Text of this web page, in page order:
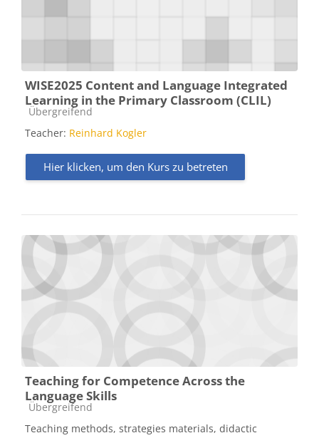
WISE2025 Content and Language Integrated
Learning in the Primary Classroom (CLIL)
Kursbereich
Übergreifend
Teacher: Reinhard Kogler
Hier klicken, um den Kurs zu betreten
Teaching for Competence Across the
Language Skills
Kursbereich
Übergreifend
Teaching methods, strategies materials, didactic